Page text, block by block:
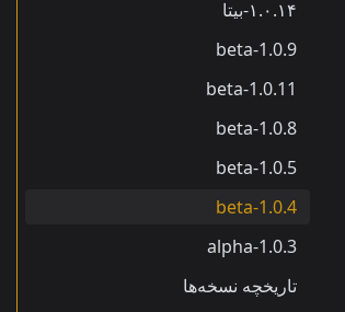
۱.۰.۱۴-بیتا
1.0.9-beta
1.0.11-beta
1.0.8-beta
1.0.5-beta
1.0.4-beta
1.0.3-alpha
تاریخچه نسخه‌ها